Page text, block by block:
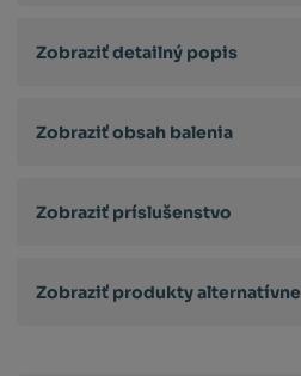
Zobraziť detailný popis
Zobraziť obsah balenia
Zobraziť príslušenstvo
Zobraziť produkty alternatívne